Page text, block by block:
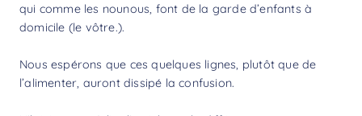
qui comme les nounous, font de la garde d’enfants à
domicile (le vôtre.).
Nous espérons que ces quelques lignes, plutôt que de
l’alimenter, auront dissipé la confusion.